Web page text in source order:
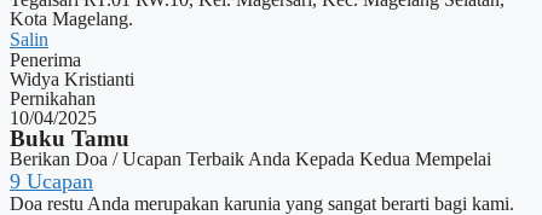
Kota Magelang.
Salin
Penerima
Widya Kristianti
Pernikahan
10/04/2025
Buku Tamu
Berikan Doa / Ucapan Terbaik Anda Kepada Kedua Mempelai
9 Ucapan
Doa restu Anda merupakan karunia yang sangat berarti bagi kami.